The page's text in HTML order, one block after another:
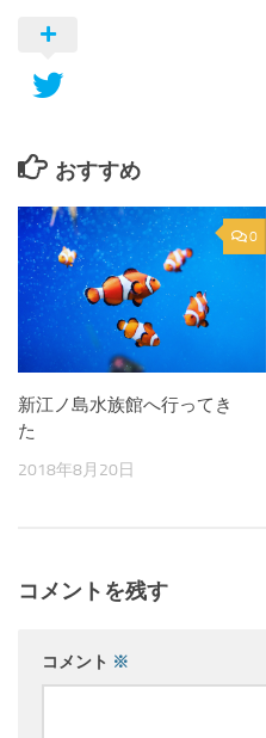
おすすめ
0
新江ノ島水族館へ行ってき
た
2018年8月20日
コメントを残す
コメント ※